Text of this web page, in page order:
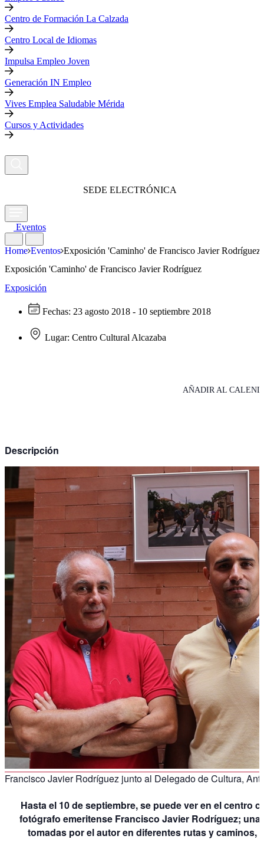
Centro de Formación La Calzada
Centro Local de Idiomas
Impulsa Empleo Joven
Generación IN Empleo
Vives Emplea Saludable Mérida
Cursos y Actividades
SEDE ELECTRÓNICA
Eventos
Home Eventos Exposición 'Caminho' de Francisco Javier Rodríguez
Exposición 'Caminho' de Francisco Javier Rodríguez
Exposición
Fechas: 23 agosto 2018 - 10 septiembre 2018
Lugar: Centro Cultural Alcazaba
AÑADIR AL
Descripción
Francisco Javier Rodríguez junto al Delegado de Cultura,
Hasta el 10 de septiembre, se puede ver en el centro
fotógrafo emeritense Francisco Javier Rodríguez;
tomadas por el autor en diferentes rutas y caminos,